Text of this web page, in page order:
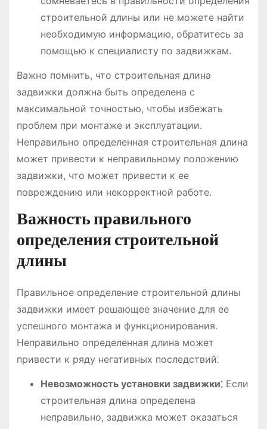
строительной длины или не можете найти
необходимую информацию, обратитесь за
помощью к специалисту по задвижкам.
Важно помнить, что строительная длина
задвижки должна быть определена с
максимальной точностью, чтобы избежать
проблем при монтаже и эксплуатации.
Неправильно определенная строительная длина
может привести к неправильному положению
задвижки, что может привести к ее
повреждению или некорректной работе.
Важность правильного
определения строительной
длины
Правильное определение строительной длины
задвижки имеет решающее значение для ее
успешного монтажа и функционирования.
Неправильно определенная длина может
привести к ряду негативных последствий⁚
Невозможность установки задвижки⁚Если
строительная длина определена
неправильно, задвижка может оказаться